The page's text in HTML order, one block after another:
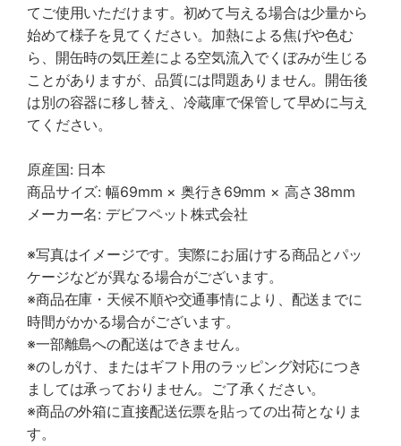
てご使用いただけます。初めて与える場合は少量から
始めて様子を見てください。加熱による焦げや色む
ら、開缶時の気圧差による空気流入でくぼみが生じる
ことがありますが、品質には問題ありません。開缶後
は別の容器に移し替え、冷蔵庫で保管して早めに与え
てください。
原産国: 日本
商品サイズ: 幅69mm × 奥行き69mm × 高さ38mm
メーカー名: デビフペット株式会社
※写真はイメージです。実際にお届けする商品とパッ
ケージなどが異なる場合がございます。
※商品在庫・天候不順や交通事情により、配送までに
時間がかかる場合がございます。
※一部離島への配送はできません。
※のしがけ、またはギフト用のラッピング対応につき
ましては承っておりません。ご了承ください。
※商品の外箱に直接配送伝票を貼っての出荷となりま
す。